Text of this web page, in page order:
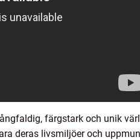
färgstark och unik
deras livsmiljöer och